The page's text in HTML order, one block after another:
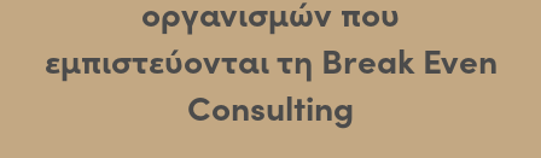
οργανισμών που
εμπιστεύονται τη Break Even
Consulting